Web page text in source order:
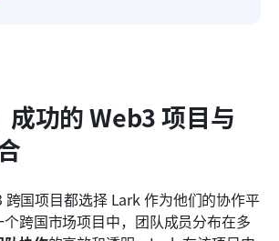
成功的 Web3 项目与
跨国项目都选择 Lark 作为他们的协作平
跨国市场项目中，团队成员分布在多